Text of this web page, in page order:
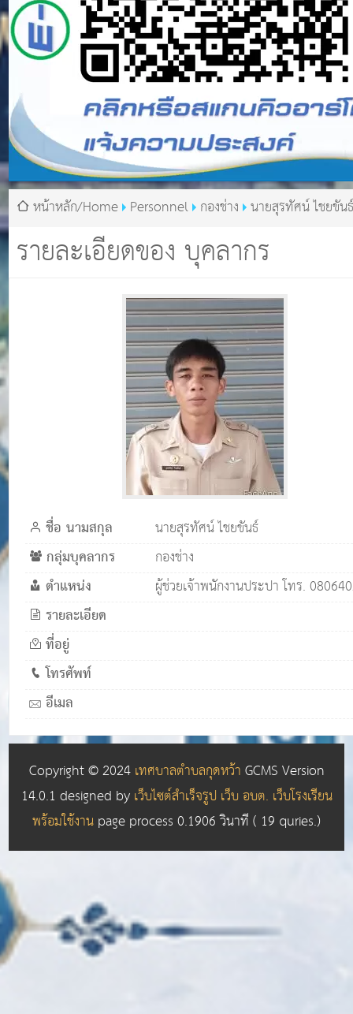
รายละเอียดของ บุคลากร
หน้าหลัก/Home Personnel กองช่าง นายสุรทัศน์ ไชยขัน
ชื่อ นามสกุล นายสุรทัศน์ ไชยขันธ์
กลุ่มบุคลากร กองช่าง
ตำแหน่ง ผู้ช่วยเจ้าพนักงานประปา โทร.
รายละเอียด
ที่อยู่
โทรศัพท์
อีเมล
Copyright © 2024เทศบาลตำบลกุดหว้าGCMS Version
14.0.1 designed byเว็บไซต์สำเร็จรูป เว็บ อบต. เว็บโรงเรียน
พร้อมใช้งานpage process0.1906วินาที ( 19 quries.)